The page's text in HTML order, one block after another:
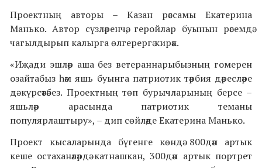
Проектның авторы – Казан рәссамы Екатерина
Манько. Автор сүзләренчә, геройлар буынын рәсемдә
чагылдырып калырга өлгерергә кирәк.
«Иҗади эшләр аша без ветераннарыбызның гомерен
озайтабыз һәм яшь буынга патриотик тәрбия дәресләре
дә күрсәтәбез. Проектның төп бурычларының берсе –
яшьләр арасында патриотик теманы
популярлаштыру», – дип сөйләде Екатерина Манько.
Проект кысаларында бүгенге көндә 800дән артык
кеше остаханәләрдә катнашкан, 300дән артык портрет